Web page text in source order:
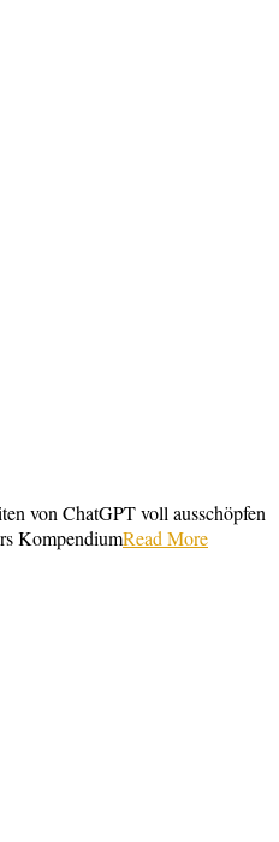
von ChatGPT voll ausschöpfen
KompendiumRead More